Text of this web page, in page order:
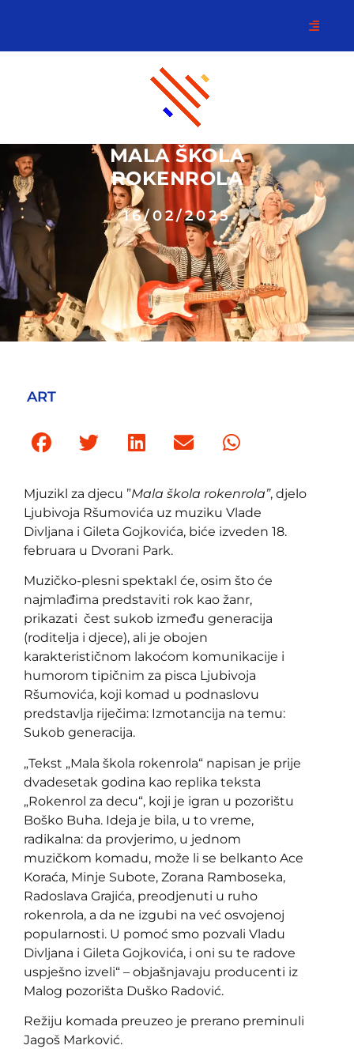
MALA ŠKOLA
ROKENROLA
16/02/2025
ART
Mjuzikl za djecu ”Mala škola rokenrola”, djelo
Ljubivoja Ršumovića uz muziku Vlade
Divljana i Gileta Gojkovića, biće izveden 18.
februara u Dvorani Park.
Muzičko-plesni spektakl će, osim što će
najmlađima predstaviti rok kao žanr,
prikazati čest sukob između generacija
(roditelja i djece), ali je obojen
karakterističnom lakoćom komunikacije i
humorom tipičnim za pisca Ljubivoja
Ršumovića, koji komad u podnaslovu
predstavlja riječima: Izmotancija na temu:
Sukob generacija.
„Tekst „Mala škola rokenrola“ napisan je prije
dvadesetak godina kao replika teksta
„Rokenrol za decu“, koji je igran u pozorištu
Boško Buha. Ideja je bila, u to vreme,
radikalna: da provjerimo, u jednom
muzičkom komadu, može li se belkanto Ace
Koraća, Minje Subote, Zorana Ramboseka,
Radoslava Grajića, preodjenuti u ruho
rokenrola, a da ne izgubi na već osvojenoj
popularnosti. U pomoć smo pozvali Vladu
Divljana i Gileta Gojkovića, i oni su te radove
uspješno izveli“ – objašnjavaju producenti iz
Malog pozorišta Duško Radović.
Režiju komada preuzeo je prerano preminuli
Jagoš Marković.